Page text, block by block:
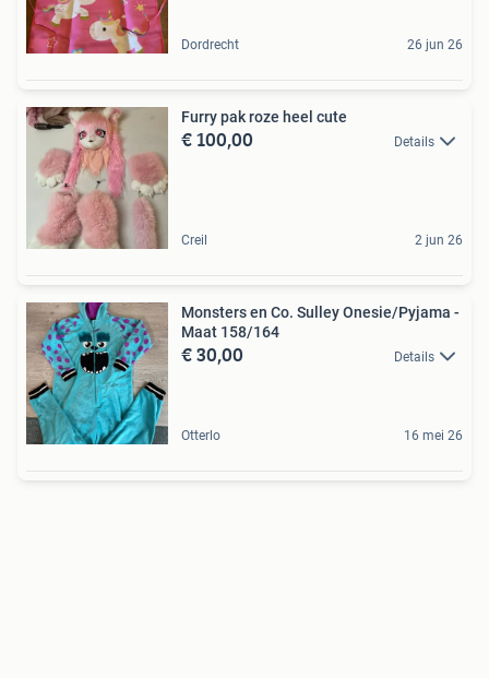
Dordrecht 26 jun 26
Furry pak roze heel cute
€ 100,00 Details
Creil 2 jun 26
Monsters en Co. Sulley Onesie/Pyjama -
Maat 158/164
€ 30,00 Details
Otterlo 16 mei 26